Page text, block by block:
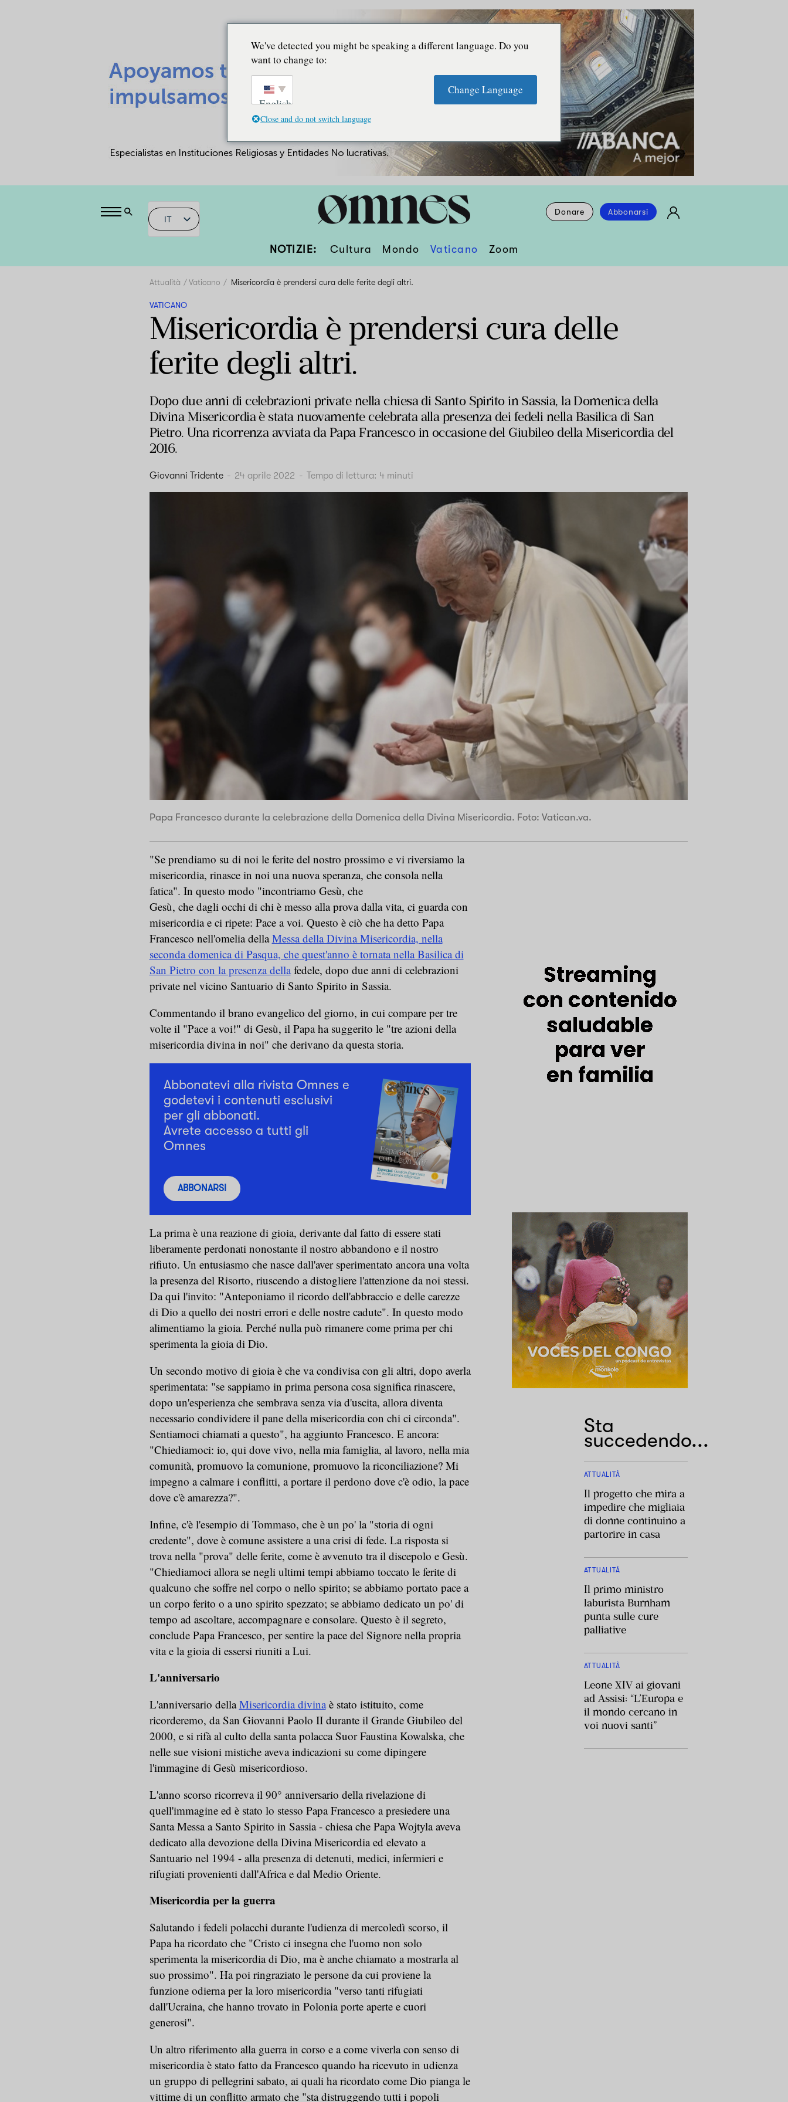
IT
Donare Abbonarsi
NOTIZIE: Cultura Mondo Vaticano Zoom
Attualità Vaticano Misericordia è prendersi cura delle ferite degli altri.
VATICANO
Misericordia è prendersi cura delle
ferite degli altri.
Dopo due anni di celebrazioni private nella chiesa di Santo Spirito in Sassia, la Domenica della
Divina Misericordia è stata nuovamente celebrata alla presenza dei fedeli nella Basilica di San
Pietro. Una ricorrenza avviata da Papa Francesco in occasione del Giubileo della Misericordia del
2016.
Giovanni Tridente - 24 aprile 2022 - Tempo di lettura: 4 minuti
Papa Francesco durante la celebrazione della Domenica della Divina Misericordia. Foto: Vatican.va.
"Se prendiamo su di noi le ferite del nostro prossimo e vi riversiamo la
misericordia, rinasce in noi una nuova speranza, che consola nella
fatica". In questo modo "incontriamo Gesù, che
Gesù, che dagli occhi di chi è messo alla prova dalla vita, ci guarda con
misericordia e ci ripete: Pace a voi. Questo è ciò che ha detto Papa
Francesco nell'omelia dellaMessa della Divina Misericordia, nella
seconda domenica di Pasqua, che quest'anno è tornata nella Basilica di
San Pietro con la presenza dellafedele, dopo due anni di celebrazioni
private nel vicino Santuario di Santo Spirito in Sassia.
Commentando il brano evangelico del giorno, in cui compare per tre
volte il "Pace a voi!" di Gesù, il Papa ha suggerito le "tre azioni della
misericordia divina in noi" che derivano da questa storia.
Abbonatevi alla rivista Omnes e
godetevi i contenuti esclusivi
per gli abbonati.
Avrete accesso a tutti gli
Omnes
ABBONARSI
La prima è una reazione di gioia, derivante dal fatto di essere stati
liberamente perdonati nonostante il nostro abbandono e il nostro
rifiuto. Un entusiasmo che nasce dall'aver sperimentato ancora una volta
la presenza del Risorto, riuscendo a distogliere l'attenzione da noi stessi.
Da qui l'invito: "Anteponiamo il ricordo dell'abbraccio e delle carezze
di Dio a quello dei nostri errori e delle nostre cadute". In questo modo
alimentiamo la gioia. Perché nulla può rimanere come prima per chi
sperimenta la gioia di Dio.
Un secondo motivo di gioia è che va condivisa con gli altri, dopo averla
sperimentata: "se sappiamo in prima persona cosa significa rinascere,
dopo un'esperienza che sembrava senza via d'uscita, allora diventa
necessario condividere il pane della misericordia con chi ci circonda".
Sentiamoci chiamati a questo", ha aggiunto Francesco. E ancora:
"Chiediamoci: io, qui dove vivo, nella mia famiglia, al lavoro, nella mia
comunità, promuovo la comunione, promuovo la riconciliazione? Mi
impegno a calmare i conflitti, a portare il perdono dove c'è odio, la pace
dove c'è amarezza?".
Infine, c'è l'esempio di Tommaso, che è un po' la "storia di ogni
credente", dove è comune assistere a una crisi di fede. La risposta si
trova nella "prova" delle ferite, come è avvenuto tra il discepolo e Gesù.
"Chiediamoci allora se negli ultimi tempi abbiamo toccato le ferite di
qualcuno che soffre nel corpo o nello spirito; se abbiamo portato pace a
un corpo ferito o a uno spirito spezzato; se abbiamo dedicato un po' di
tempo ad ascoltare, accompagnare e consolare. Questo è il segreto,
conclude Papa Francesco, per sentire la pace del Signore nella propria
vita e la gioia di essersi riuniti a Lui.
L'anniversario
L'anniversario dellaMisericordia divinaè stato istituito, come
ricorderemo, da San Giovanni Paolo II durante il Grande Giubileo del
2000, e si rifà al culto della santa polacca Suor Faustina Kowalska, che
nelle sue visioni mistiche aveva indicazioni su come dipingere
l'immagine di Gesù misericordioso.
L'anno scorso ricorreva il 90° anniversario della rivelazione di
quell'immagine ed è stato lo stesso Papa Francesco a presiedere una
Santa Messa a Santo Spirito in Sassia - chiesa che Papa Wojtyla aveva
dedicato alla devozione della Divina Misericordia ed elevato a
Santuario nel 1994 - alla presenza di detenuti, medici, infermieri e
rifugiati provenienti dall'Africa e dal Medio Oriente.
Misericordia per la guerra
Salutando i fedeli polacchi durante l'udienza di mercoledì scorso, il
Papa ha ricordato che "Cristo ci insegna che l'uomo non solo
sperimenta la misericordia di Dio, ma è anche chiamato a mostrarla al
suo prossimo". Ha poi ringraziato le persone da cui proviene la
funzione odierna per la loro misericordia "verso tanti rifugiati
dall'Ucraina, che hanno trovato in Polonia porte aperte e cuori
generosi".
Un altro riferimento alla guerra in corso e a come viverla con senso di
misericordia è stato fatto da Francesco quando ha ricevuto in udienza
un gruppo di pellegrini sabato, ai quali ha ricordato come Dio pianga le
vittime di un conflitto armato che "sta distruggendo tutti i popoli
Sta
succedendo...
ATTUALITÀ
Il progetto che mira a
impedire che migliaia
di donne continuino a
partorire in casa
ATTUALITÀ
Il primo ministro
laburista Burnham
punta sulle cure
palliative
ATTUALITÀ
Leone XIV ai giovani
ad Assisi: “L’Europa e
il mondo cercano in
voi nuovi santi”
We've detected you might be speaking a different language. Do you
want to change to:
English
Change Language
Close and do not switch language